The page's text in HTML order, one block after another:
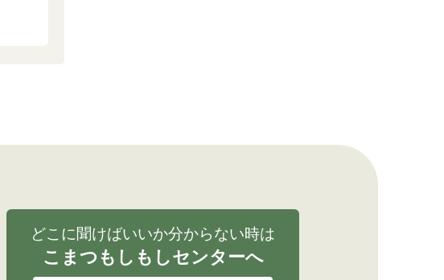
どこに聞けばいいか分からない時は
こまつもしもしセンターへ